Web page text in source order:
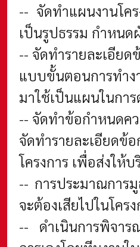
-- จัดทำแผนงานโค
เป็นรูปธรรม กำหนด
-- จัดทำรายละเอีย
แบบขั้นตอนการทำง
มาใช้เป็นแผนในกา
-- จัดทำข้อกำหนดคว
จัดทำรายละเอียดข้
โครงการ เพื่อส่งให้
-- การประมาณการ
จะต้องเสียไปในโค
-- ดำเนินการพิจาร